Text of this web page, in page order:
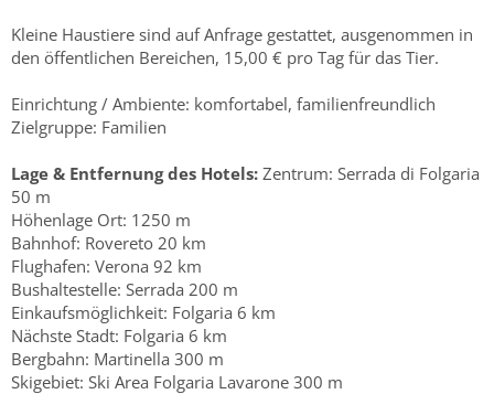
Kleine Haustiere sind auf Anfrage gestattet, ausgenommen in
den öffentlichen Bereichen, 15,00 € pro Tag für das Tier.
Einrichtung / Ambiente: komfortabel, familienfreundlich
Zielgruppe: Familien
Lage & Entfernung des Hotels: Zentrum: Serrada di Folgaria
50 m
Höhenlage Ort: 1250 m
Bahnhof: Rovereto 20 km
Flughafen: Verona 92 km
Bushaltestelle: Serrada 200 m
Einkaufsmöglichkeit: Folgaria 6 km
Nächste Stadt: Folgaria 6 km
Bergbahn: Martinella 300 m
Skigebiet: Ski Area Folgaria Lavarone 300 m